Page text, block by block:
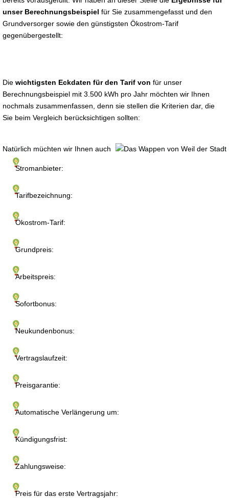
unser Berechnungsbeispiel für Sie zusammengefasst und den
Grundversorger sowie den günstigsten Ökostrom-Tarif
gegenübergestellt:
Die wichtigsten Eckdaten für den Tarif von für unser
Berechnungsbeispiel mit 3.500 kWh pro Jahr möchten wir Ihnen
nochmals zusammenfassen, denn sie stellen die Kriterien dar, die
Sie beim Vergleich berücksichtigen sollten:
Stromanbieter:
Tarifbezeichnung:
Ökostrom-Tarif:
Grundpreis:
Arbeitspreis:
Sofortbonus:
Neukundenbonus:
Vertragslaufzeit:
Preisgarantie:
Automatische Verlängerung um:
Kündigungsfrist:
Zahlungsweise:
Preis für das erste Vertragsjahr:
Natürlich müchten wir Ihnen auch